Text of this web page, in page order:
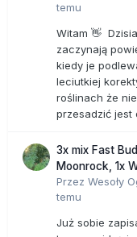
temu
Witam 👋
zaczynają
kiedy je
leciutkiej
roślinach że
przesadzić jest
3x mix Fast
Moonrock, 1x
Przez Wesoły
temu
Już sobie